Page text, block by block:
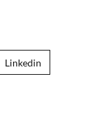
Linkedin